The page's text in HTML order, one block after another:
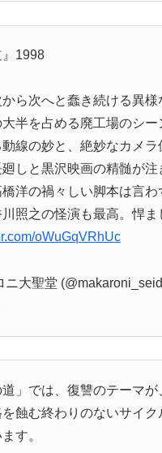
』1998
ら次へと蠢き続ける異様
半を占める廃工場のシー
動線の妙と、絶妙なカメラ
しと黒沢映画の精髄が注
橋洋の禍々しい脚本は言
照之の怪演も最高。悍ま
oWuGqVRhUc
大聖堂
道」では、復讐のテーマ
を蝕む終わりのないサイ
す。